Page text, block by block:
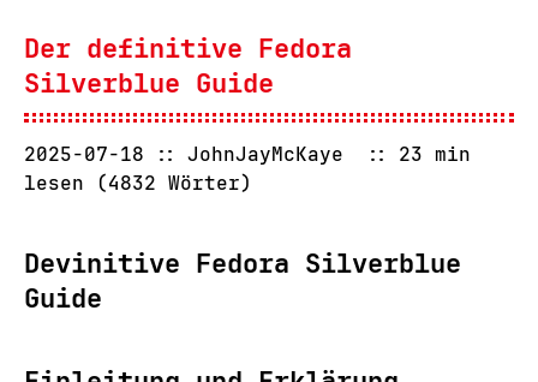
Der definitive Fedora
Silverblue Guide
2025-07-18 JohnJayMcKaye
23 min
lesen (4832 Wörter)
Devinitive Fedora Silverblue
Guide